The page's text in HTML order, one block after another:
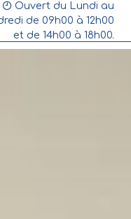
Ouvert du Lundi au
de 09h00 à 12h00
et de 14h00 à 18h00.